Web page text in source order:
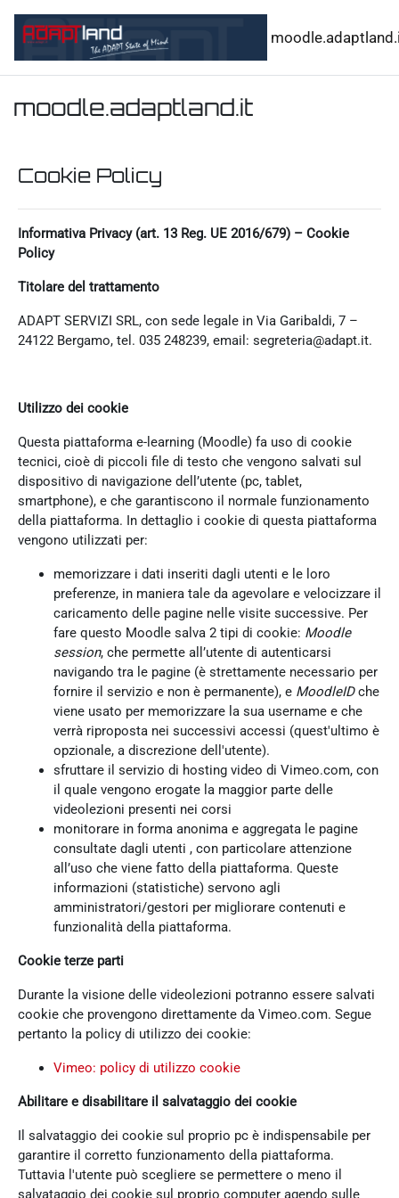
moodle.adaptland.it
Cookie Policy
Informativa Privacy (art. 13 Reg. UE 2016/679) – Cookie
Policy
Titolare del trattamento
ADAPT SERVIZI SRL, con sede legale in Via Garibaldi, 7 –
24122 Bergamo, tel. 035 248239, email: segreteria@adapt.it.
Utilizzo dei cookie
Questa piattaforma e-learning (Moodle) fa uso di cookie
tecnici, cioè di piccoli file di testo che vengono salvati sul
dispositivo di navigazione dell’utente (pc, tablet,
smartphone), e che garantiscono il normale funzionamento
della piattaforma. In dettaglio i cookie di questa piattaforma
vengono utilizzati per:
memorizzare i dati inseriti dagli utenti e le loro
preferenze, in maniera tale da agevolare e velocizzare il
caricamento delle pagine nelle visite successive. Per
fare questo Moodle salva 2 tipi di cookie: Moodle
session, che permette all’utente di autenticarsi
navigando tra le pagine (è strettamente necessario per
fornire il servizio e non è permanente), e MoodleIDche
viene usato per memorizzare la sua username e che
verrà riproposta nei successivi accessi (quest'ultimo è
opzionale, a discrezione dell'utente).
sfruttare il servizio di hosting video di Vimeo.com, con
il quale vengono erogate la maggior parte delle
videolezioni presenti nei corsi
monitorare in forma anonima e aggregata le pagine
consultate dagli utenti , con particolare attenzione
all’uso che viene fatto della piattaforma. Queste
informazioni (statistiche) servono agli
amministratori/gestori per migliorare contenuti e
funzionalità della piattaforma.
Cookie terze parti
Durante la visione delle videolezioni potranno essere salvati
cookie che provengono direttamente da Vimeo.com. Segue
pertanto la policy di utilizzo dei cookie:
Vimeo: policy di utilizzo cookie
Abilitare e disabilitare il salvataggio dei cookie
Il salvataggio dei cookie sul proprio pc è indispensabile per
garantire il corretto funzionamento della piattaforma.
Tuttavia l'utente può scegliere se permettere o meno il
salvataggio dei cookie sul proprio computer agendo sulle